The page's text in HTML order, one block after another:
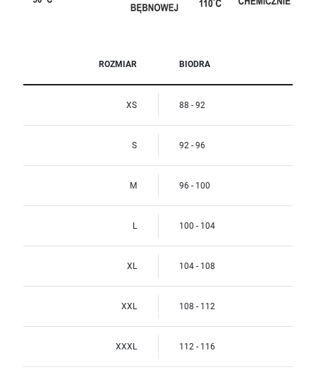
ROZMIAR BIODRA
XS 88 - 92
S 92 - 96
M 96 - 100
L 100 - 104
XL 104 - 108
XXL 108 - 112
XXXL 112 - 116